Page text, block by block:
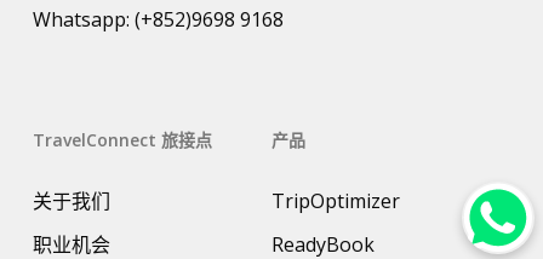
Whatsapp: (+852)9698 9168
TravelConnect 旅接点
关于我们
职业机会
产品
TripOptimizer
ReadyBook